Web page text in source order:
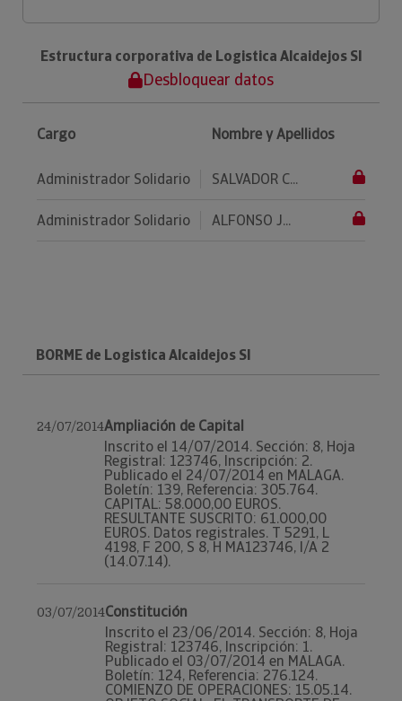
Estructura corporativa de Logistica Alcaidejos Sl
Desbloquear datos
Cargo Nombre y Apellidos
Administrador Solidario SALVADOR C...
Administrador Solidario ALFONSO J...
BORME de Logistica Alcaidejos Sl
24/07/2014Ampliación de Capital
Inscrito el 14/07/2014. Sección: 8, Hoja
Registral: 123746, Inscripción: 2.
Publicado el 24/07/2014 en MALAGA.
Boletín: 139, Referencia: 305.764.
CAPITAL: 58.000,00 EUROS.
RESULTANTE SUSCRITO: 61.000,00
EUROS. Datos registrales. T 5291, L
4198, F 200, S 8, H MA123746, I/A 2
(14.07.14).
03/07/2014Constitución
Inscrito el 23/06/2014. Sección: 8, Hoja
Registral: 123746, Inscripción: 1.
Publicado el 03/07/2014 en MALAGA.
Boletín: 124, Referencia: 276.124.
COMIENZO DE OPERACIONES: 15.05.14.